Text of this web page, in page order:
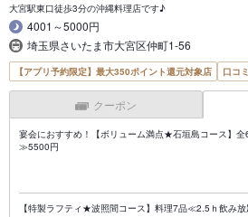
大宮駅東口徒歩3分の沖縄料理店です♪
4001～5000円
埼玉県さいたま市大宮区仲町1-56
【アプリ予約限定】最大350ポイント還元対象店 口コ
クーポン
宴会におすすめ！【ボリューム満点★石垣島コース】
≫5500円
【特製ラフティ★波照間コース】料理7品≪2.5ｈ飲み